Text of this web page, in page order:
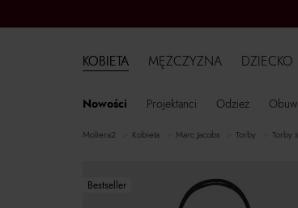
KOBIETA
Nowości Projektanci Odzież
MĘŻCZYZNA DZIECKO
moliera2 kobieta Marc Jacobs torby torby
Bestseller